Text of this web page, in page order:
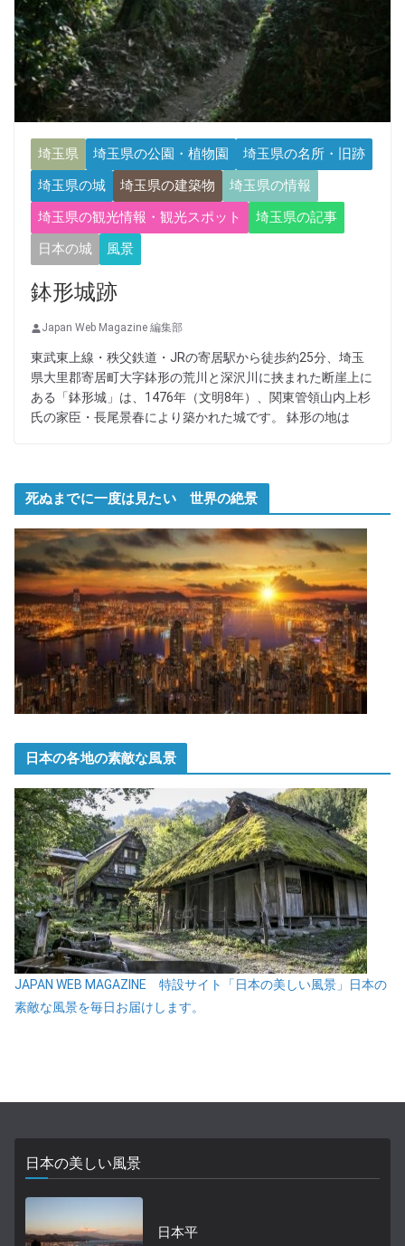
埼玉県 埼玉県の公園・植物園
埼玉県の名所・旧跡
埼玉県の城
埼玉県の建築物
埼玉県の情報
埼玉県の観光情報・観光スポット
埼玉県の記事
日本の城
風景
鉢形城跡
Japan Web Magazine 編集部
東武東上線・秩父鉄道・JRの寄居駅から徒歩約25分、埼玉
県大里郡寄居町大字鉢形の荒川と深沢川に挟まれた断崖上に
ある「鉢形城」は、1476年（文明8年）、関東管領山内上杉
氏の家臣・長尾景春により築かれた城です。 鉢形の地は
死ぬまでに一度は見たい 世界の絶景
日本の各地の素敵な風景
JAPAN WEB MAGAZINE 特設サイト「日本の美しい風景」日本の
素敵な風景を毎日お届けします。
日本の美しい風景
日本平